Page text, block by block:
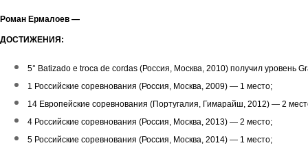
Роман Ермалоев —
ДОСТИЖЕНИЯ:
5° Batizado e troca de cordas (Россия, Москва, 2010) получил уровень
1 Российские соревнования (Россия, Москва, 2009) — 1 место;
14 Европейские соревнования (Португалия, Гимарайш, 2012) — 2
4 Российские соревнования (Россия, Москва, 2013) — 2 место;
5 Российские соревнования (Россия, Москва, 2014) — 1 место;